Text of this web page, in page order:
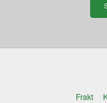
Frakt